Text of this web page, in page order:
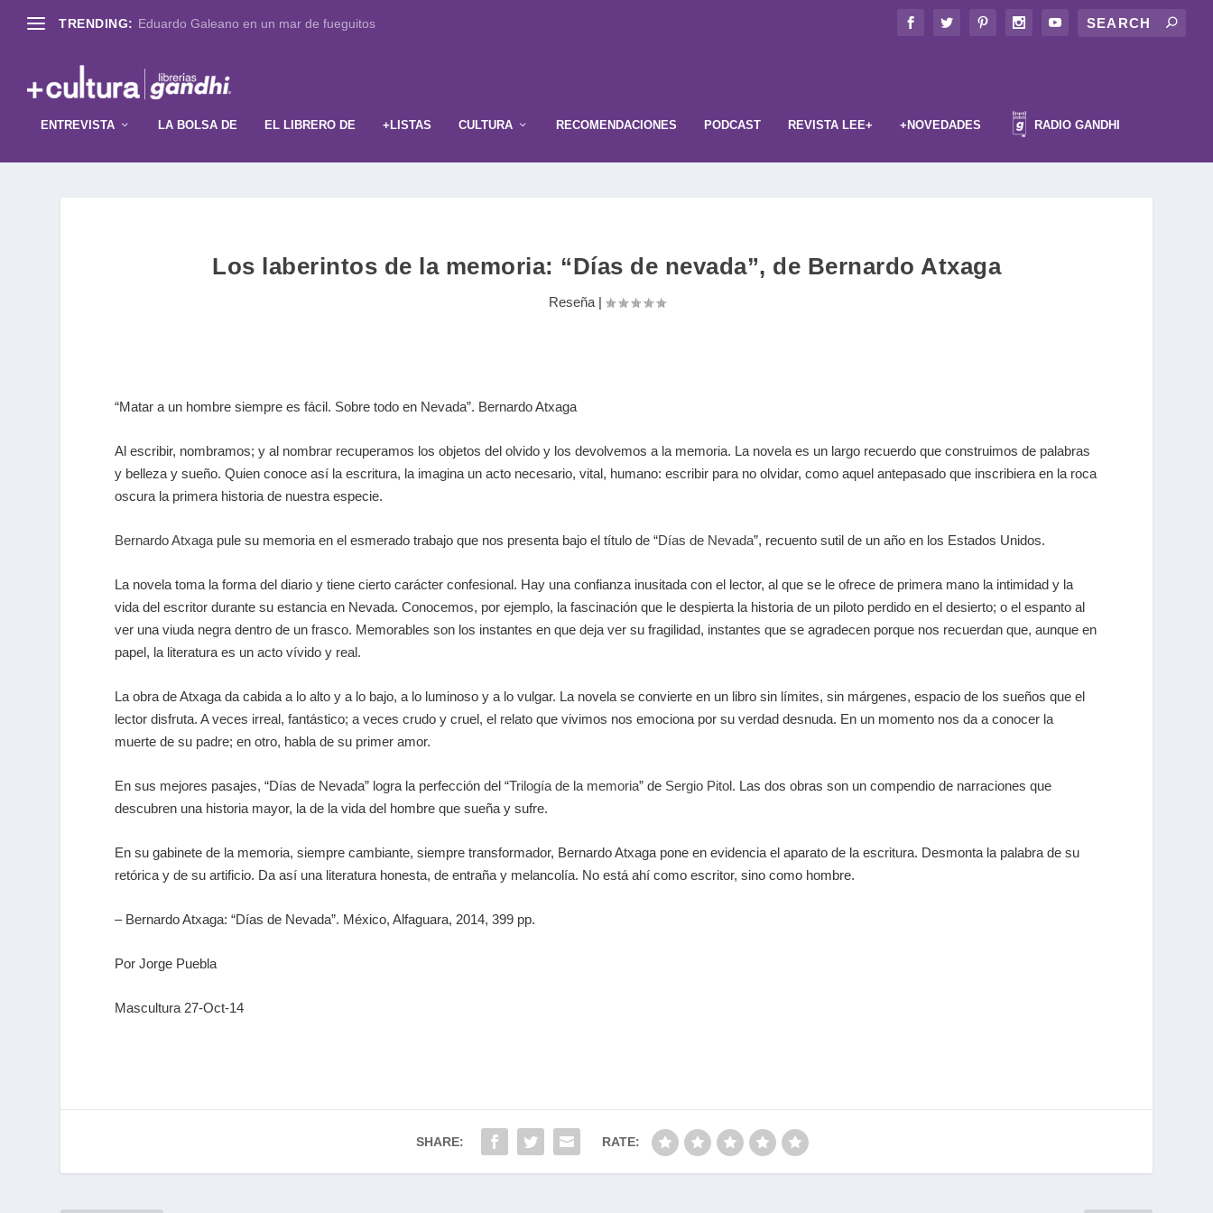
TRENDING: Eduardo Galeano en un mar de fueguitos
ENTREVISTA LA BOLSA DE EL LIBRERO DE +LISTAS CULTURA RECOMENDACIONES PODCAST REVISTA LEE+ +NOVEDADES RADIO GANDHI
Los laberintos de la memoria: “Días de nevada”, de Bernardo Atxaga
Reseña|
“Matar a un hombre siempre es fácil. Sobre todo en Nevada”. Bernardo Atxaga
Al escribir, nombramos; y al nombrar recuperamos los objetos del olvido y los devolvemos a la memoria. La novela es un largo recuerdo que construimos de palabras
y belleza y sueño. Quien conoce así la escritura, la imagina un acto necesario, vital, humano: escribir para no olvidar, como aquel antepasado que inscribiera en la roca
oscura la primera historia de nuestra especie.
Bernardo Atxaga pule su memoria en el esmerado trabajo que nos presenta bajo el título de “Días de Nevada”, recuento sutil de un año en los Estados Unidos.
La novela toma la forma del diario y tiene cierto carácter confesional. Hay una confianza inusitada con el lector, al que se le ofrece de primera mano la intimidad y la
vida del escritor durante su estancia en Nevada. Conocemos, por ejemplo, la fascinación que le despierta la historia de un piloto perdido en el desierto; o el espanto al
ver una viuda negra dentro de un frasco. Memorables son los instantes en que deja ver su fragilidad, instantes que se agradecen porque nos recuerdan que, aunque en
papel, la literatura es un acto vívido y real.
La obra de Atxaga da cabida a lo alto y a lo bajo, a lo luminoso y a lo vulgar. La novela se convierte en un libro sin límites, sin márgenes, espacio de los sueños que el
lector disfruta. A veces irreal, fantástico; a veces crudo y cruel, el relato que vivimos nos emociona por su verdad desnuda. En un momento nos da a conocer la
muerte de su padre; en otro, habla de su primer amor.
En sus mejores pasajes, “Días de Nevada” logra la perfección del “Trilogía de la memoria” de Sergio Pitol. Las dos obras son un compendio de narraciones que
descubren una historia mayor, la de la vida del hombre que sueña y sufre.
En su gabinete de la memoria, siempre cambiante, siempre transformador, Bernardo Atxaga pone en evidencia el aparato de la escritura. Desmonta la palabra de su
retórica y de su artificio. Da así una literatura honesta, de entraña y melancolía. No está ahí como escritor, sino como hombre.
– Bernardo Atxaga: “Días de Nevada”. México, Alfaguara, 2014, 399 pp.
Por Jorge Puebla
Mascultura 27-Oct-14
SHARE: RATE: